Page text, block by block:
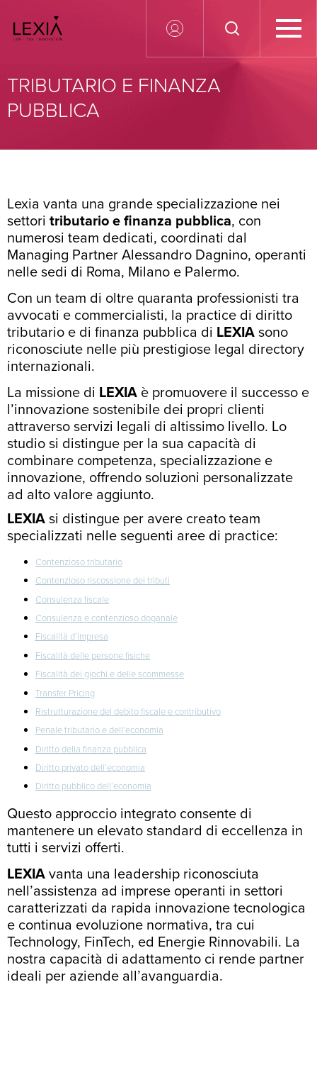
Search for:
TRIBUTARIO E FINANZA
PUBBLICA
Lexia vanta una grande specializzazione nei
settori tributario e finanza pubblica, con
numerosi team dedicati, coordinati dal
Managing Partner Alessandro Dagnino, operanti
nelle sedi di Roma, Milano e Palermo.
Con un team di oltre quaranta professionisti tra
avvocati e commercialisti, la practice di diritto
tributario e di finanza pubblica di LEXIAsono
riconosciute nelle più prestigiose legal directory
internazionali.
La missione di LEXIAè promuovere il successo e
l’innovazione sostenibile dei propri clienti
attraverso servizi legali di altissimo livello. Lo
studio si distingue per la sua capacità di
combinare competenza, specializzazione e
innovazione, offrendo soluzioni personalizzate
ad alto valore aggiunto.
LEXIAsi distingue per avere creato team
specializzati nelle seguenti aree di practice:
Contenzioso tributario
Contenzioso riscossione dei tributi
Consulenza fiscale
Consulenza e contenzioso doganale
Fiscalità d’impresa
Fiscalità delle persone fisiche
Fiscalità dei giochi e delle scommesse
Transfer Pricing
Ristrutturazione del debito fiscale e contributivo
Penale tributario e dell’economia
Diritto della finanza pubblica
Diritto privato dell’economia
Diritto pubblico dell’economia
Questo approccio integrato consente di
mantenere un elevato standard di eccellenza in
tutti i servizi offerti.
LEXIAvanta una leadership riconosciuta
nell’assistenza ad imprese operanti in settori
caratterizzati da rapida innovazione tecnologica
e continua evoluzione normativa, tra cui
Technology, FinTech, ed Energie Rinnovabili. La
nostra capacità di adattamento ci rende partner
ideali per aziende all’avanguardia.